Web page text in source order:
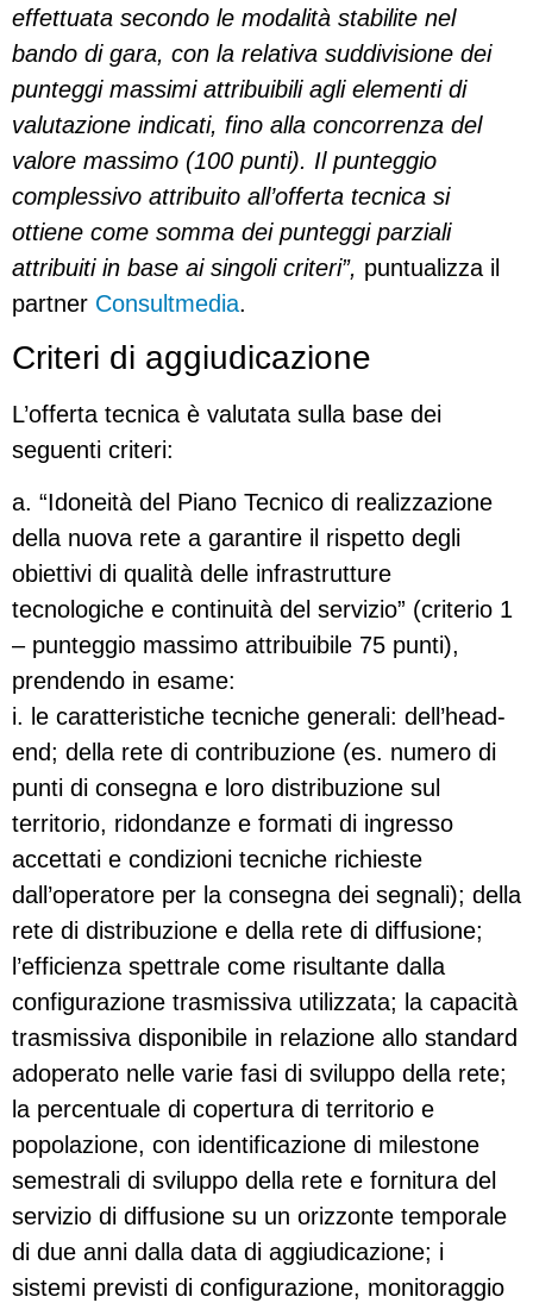
effettuata secondo le modalità stabilite nel
bando di gara, con la relativa suddivisione dei
punteggi massimi attribuibili agli elementi di
valutazione indicati, fino alla concorrenza del
valore massimo (100 punti). Il punteggio
complessivo attribuito all’offerta tecnica si
ottiene come somma dei punteggi parziali
attribuiti in base ai singoli criteri”, puntualizza il
partner Consultmedia.
Criteri di aggiudicazione
L’offerta tecnica è valutata sulla base dei
seguenti criteri:
a. “Idoneità del Piano Tecnico di realizzazione
della nuova rete a garantire il rispetto degli
obiettivi di qualità delle infrastrutture
tecnologiche e continuità del servizio” (criterio 1
– punteggio massimo attribuibile 75 punti),
prendendo in esame:
i. le caratteristiche tecniche generali: dell’head-
end; della rete di contribuzione (es. numero di
punti di consegna e loro distribuzione sul
territorio, ridondanze e formati di ingresso
accettati e condizioni tecniche richieste
dall’operatore per la consegna dei segnali); della
rete di distribuzione e della rete di diffusione;
l’efficienza spettrale come risultante dalla
configurazione trasmissiva utilizzata; la capacità
trasmissiva disponibile in relazione allo standard
adoperato nelle varie fasi di sviluppo della rete;
la percentuale di copertura di territorio e
popolazione, con identificazione di milestone
semestrali di sviluppo della rete e fornitura del
servizio di diffusione su un orizzonte temporale
di due anni dalla data di aggiudicazione; i
sistemi previsti di configurazione, monitoraggio